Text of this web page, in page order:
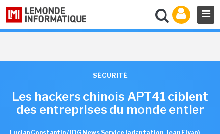
SÉCURITÉ
Les hackers chinois APT41 ciblent
des entreprises du monde entier
Lucian Constantin / IDG News Service (adaptation : Jean Elyan) ,